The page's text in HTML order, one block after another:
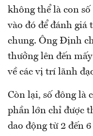
không thể là con
vào đó để đánh
chung. Ông Định
thưởng lên đến
về các vị trí lãnh
Còn lại, số đông là
phần lớn chỉ được
dao động từ 2 đến